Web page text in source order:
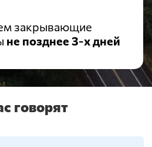
закрывающие
не позднее 3-х дней
говорят